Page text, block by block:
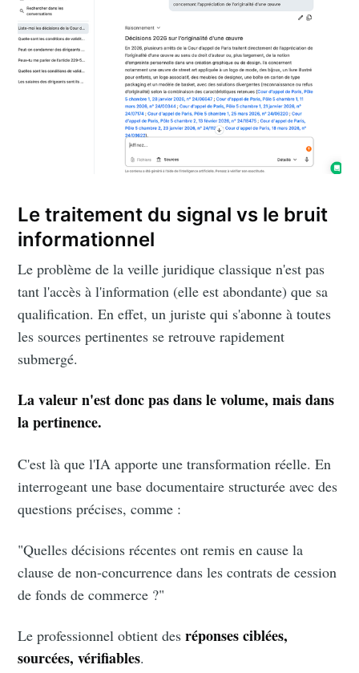
Le traitement du signal vs le bruit
informationnel
Le problème de la veille juridique classique n'est pas
tant l'accès à l'information (elle est abondante) que sa
qualification. En effet, un juriste qui s'abonne à toutes
les sources pertinentes se retrouve rapidement
submergé.
La valeur n'est donc pas dans le volume, mais dans
la pertinence.
C'est là que l'IA apporte une transformation réelle. En
interrogeant une base documentaire structurée avec des
questions précises, comme :
"Quelles décisions récentes ont remis en cause la
clause de non-concurrence dans les contrats de cession
de fonds de commerce ?"
Le professionnel obtient desréponses ciblées,
sourcées, vérifiables.